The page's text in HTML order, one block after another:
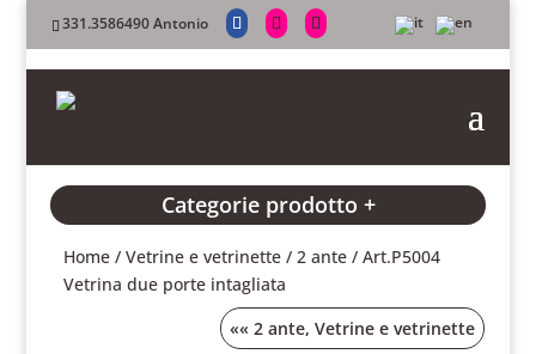
331.3586490 Antonio
Categorie prodotto +
Home /Vetrine e vetrinette /2 ante / Art.P5004
Vetrina due porte intagliata
««2 ante,Vetrine e vetrinette